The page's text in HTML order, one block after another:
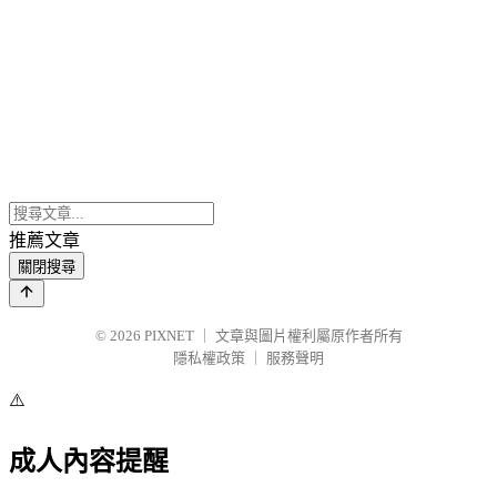
推薦文章
關閉搜尋
© 2026 PIXNET
文章與圖片權利屬原作者所有
隱私權政策
服務聲明
⚠️
成人內容提醒